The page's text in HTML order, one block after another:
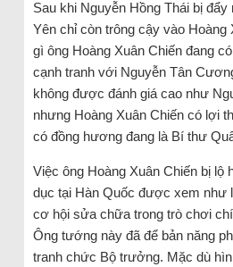
Sau khi Nguyễn Hồng Thái bị
Yên chỉ còn trông cậy vào Hoàng
gì ông Hoàng Xuân Chiến đang
cạnh tranh với Nguyễn Tân
không được đánh giá cao như
nhưng Hoàng Xuân Chiến có lợi
có đồng hương đang là Bí thư
Việc ông Hoàng Xuân Chiến bị lộ
dục tại Hàn Quốc được xem như
cơ hội sửa chữa trong trò chơi
Ông tướng này đã để bản năng
tranh chức Bộ trưởng. Mặc dù